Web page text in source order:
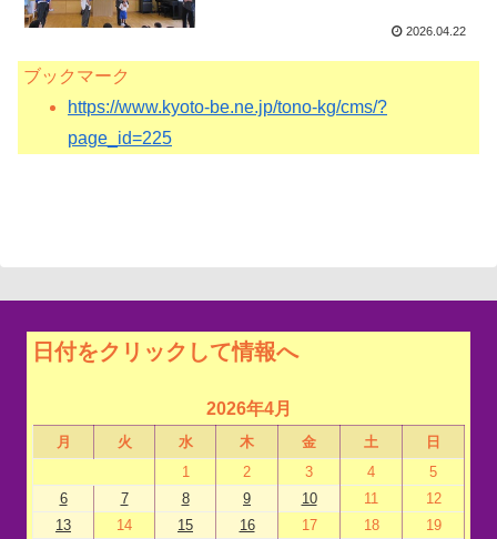
2026.04.22
ブックマーク
https://www.kyoto-be.ne.jp/tono-kg/cms/?
page_id=225
日付をクリックして情報へ
2026年4月
月 火 水 木 金 土
日
1
2 3 4
5
6
7 8 9 10 11
12
13
14 15 16 17 18
19